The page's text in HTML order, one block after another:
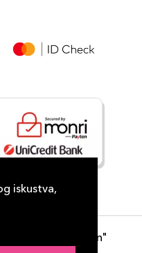
iskustva,
"DP Lux Distribution"